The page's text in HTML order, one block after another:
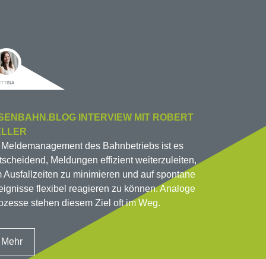
INTERVIEW MIT ROBERT
Meldemanagement des Bahnbetriebs ist es
Meldungen effizient weiterzuleiten,
Ausfallzeiten zu minimieren und auf spontane
flexibel reagieren zu können. Analoge
stehen diesem Ziel oft im Weg.
Mehr